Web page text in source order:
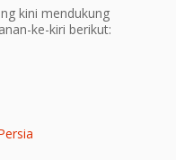
kini mendukung
ke-kiri berikut: